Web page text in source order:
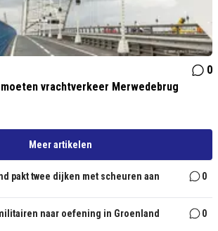
0
vrachtverkeer Merwedebrug
Meer artikelen
pakt twee dijken met scheuren aan 0
naar oefening in Groenland 0